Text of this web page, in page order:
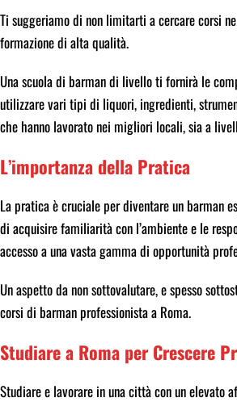
Ti suggeriamo di non limitarti a cercare corsi
formazione di alta qualità.
Una scuola di barman di livello ti fornirà le
utilizzare vari tipi di liquori, ingredienti,
che hanno lavorato nei migliori locali, sia a
L’importanza della Pratica
La pratica è cruciale per diventare un barman
di acquisire familiarità con l’ambiente e le
accesso a una vasta gamma di opportunità
Un aspetto da non sottovalutare, e spesso
corsi di barman professionista a Roma.
Studiare a Roma per Crescere
Studiare e lavorare in una città con un elevato